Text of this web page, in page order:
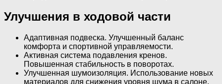
Улучшения в ходовой части
Адаптивная подвеска. Улучшенный баланс
комфорта и спортивной управляемости.
Активная система подавления кренов.
Повышенная стабильность в поворотах.
Улучшенная шумоизоляция. Использование новых
материалов для снижения уровня шума в салоне.